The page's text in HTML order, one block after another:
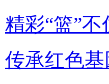
精彩“篮”不
传承红色